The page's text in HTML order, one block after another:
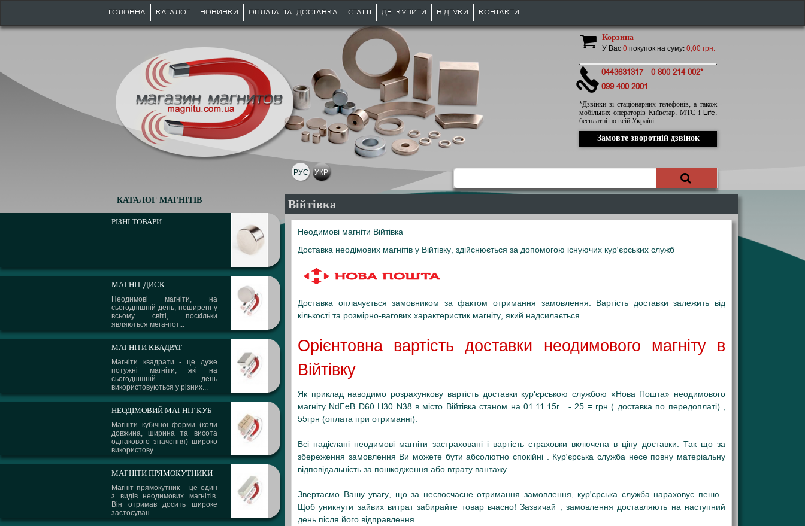
ГОЛОВНА КАТАЛОГ НОВИНКИ ОПЛАТА ТА ДОСТАВКА СТАТТІ ДЕ КУПИТИ ВІДГУКИ КОНТАКТИ
Корзина
У Вас0 покупок на суму:0,00 грн.
0443631317
0 800 214 002*
099 400 2001
*Дзвінки зі стаціонарних телефонів, а також
мобільних операторів Київстар, МТС і Life,
бесплатні по всій Україні.
Замовте зворотній дзвінок
РУС УКР
КАТАЛОГ МАГНІТІВ
РІЗНІ ТОВАРИ
МАГНІТ ДИСК
Неодимові магніти, на
сьогоднішній день, поширені у
всьому світі, поскільки
являються мега-пот...
МАГНІТИ КВАДРАТ
Магніти квадрати - це дуже
потужні магніти, які на
сьогоднішній день
використовуються у різних...
НЕОДІМОВИЙ МАГНІТ КУБ
Магніти кубічної форми (коли
довжина, ширина та висота
однакового значення) широко
використову...
МАГНІТИ ПРЯМОКУТНИКИ
Магніт прямокутник – це один
з видів неодимових магнітів.
Він отримав досить широке
застосуван...
Війтівка
Неодимові магніти Війтівка
Доставка неодімових магнітів у Війтівку, здійснюється за допомогою існуючих кур'єрських служб
Доставка оплачується замовником за фактом отримання замовлення. Вартість доставки залежить від
кількості та розмірно-вагових характеристик магніту, який надсилається.
Орієнтовна вартість доставки неодимового магніту в
Війтівку
Як приклад наводимо розрахункову вартість доставки кур'єрською службою «Нова Пошта» неодимового
магніту NdFeB D60 H30 N38 в місто Війтівка станом на 01.11.15г . - 25 = грн ( доставка по передоплаті) ,
55грн (оплата при отриманні).
Всі надіслані неодимові магніти застраховані і вартість страховки включена в ціну доставки. Так що за
збереження замовлення Ви можете бути абсолютно спокійні . Кур'єрська служба несе повну матеріальну
відповідальність за пошкодження або втрату вантажу.
Звертаємо Вашу увагу, що за несвоєчасне отримання замовлення, кур'єрська служба нараховує пеню .
Щоб уникнути зайвих витрат забирайте товар вчасно! Зазвичай , замовлення доставляють на наступний
день після його відправлення .